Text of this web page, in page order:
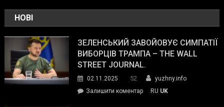
НОВІ
ЗЕЛЕНСЬКИЙ ЗАВОЙОВУЄ СИМПАТІЇ
ВИБОРЦІВ ТРАМПА – THE WALL
STREET JOURNAL.
02.11.2025 52
yuzhny.info
Залишити коментарon
RU UK